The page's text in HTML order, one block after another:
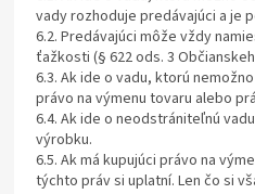
vady rozhoduje predávajúci a je
6.2. Predávajúci môže vždy
ťažkosti (§ 622 ods. 3
6.3. Ak ide o vadu, ktorú
právo na výmenu tovaru alebo
6.4. Ak ide o neodstrániteľnú
výrobku.
6.5. Ak má kupujúci právo na
týchto práv si uplatní. Len čo si